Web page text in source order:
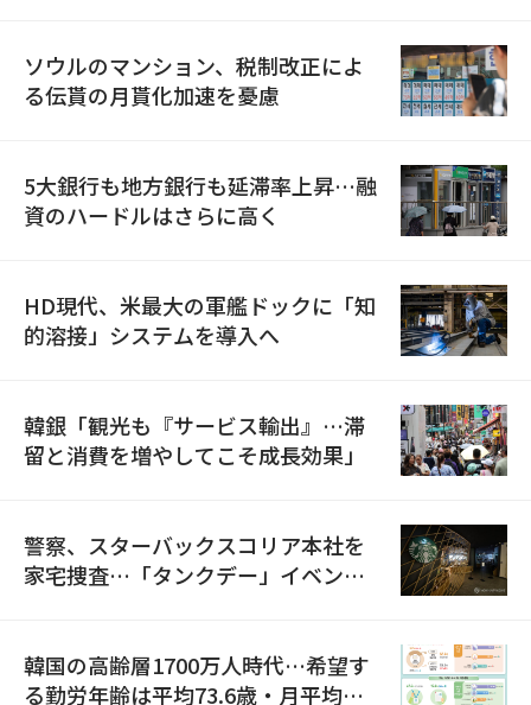
ソウルのマンション、税制改正によ
る伝貰の月貰化加速を憂慮
5大銀行も地方銀行も延滞率上昇…融
資のハードルはさらに高く
HD現代、米最大の軍艦ドックに「知
的溶接」システムを導入へ
韓銀「観光も『サービス輸出』…滞
留と消費を増やしてこそ成長効果」
警察、スターバックスコリア本社を
家宅捜査…「タンクデー」イベント
韓国の高齢層1700万人時代…希望す
る勤労年齢は平均73.6歳・月平均賃